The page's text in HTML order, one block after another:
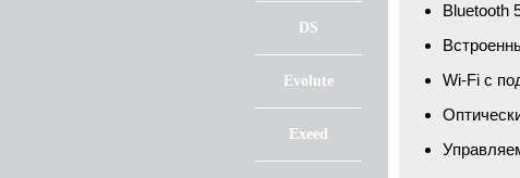
DS
Evolute
Exeed
Bluetooth
Wi-Fi с